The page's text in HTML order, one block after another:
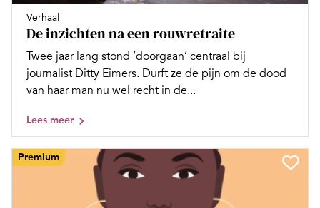
Verhaal
De inzichten na een rouwretraite
Twee jaar lang stond ‘doorgaan’ centraal bij
journalist Ditty Eimers. Durft ze de pijn om de dood
van haar man nu wel recht in de...
Lees meer
Premium